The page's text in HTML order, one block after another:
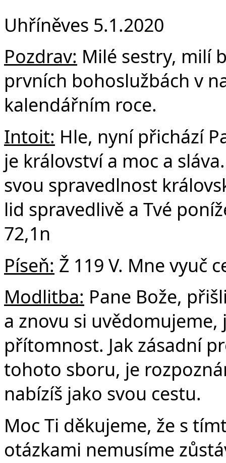
Uhříněves 5.1.2020
Pozdrav: Milé sestry, milí
prvních bohoslužbách v
kalendářním roce.
Intoit: Hle, nyní přichází
je království a moc a
svou spravedlnost
lid spravedlivě a Tvé
72,1n
Píseň: Ž 119 V. Mne vyuč
Modlitba: Pane Bože,
a znovu si uvědomujeme,
přítomnost. Jak zásadní
tohoto sboru, je
nabízíš jako svou cestu.
Moc Ti děkujeme, že s
otázkami nemusíme